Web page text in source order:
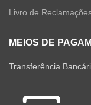
Livro de
MEIOS DE
Transferência